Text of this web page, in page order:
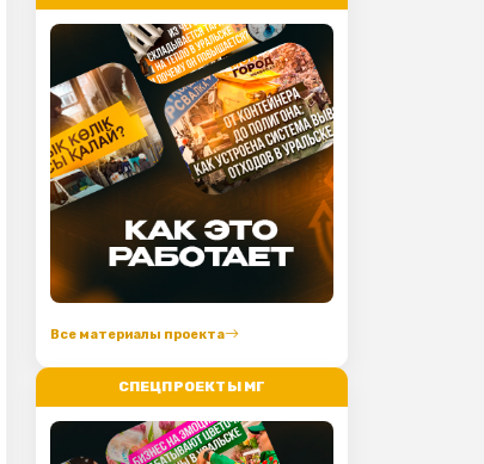
Все материалы проекта
СПЕЦПРОЕКТЫ МГ